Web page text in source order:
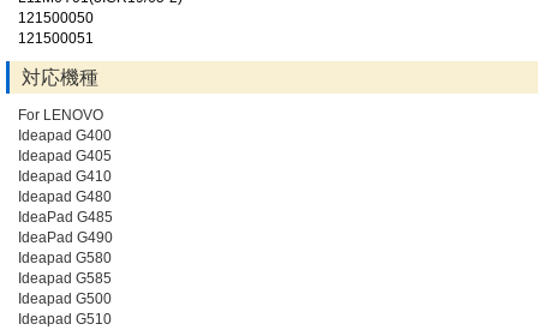
121500050
121500051
対応機種
For LENOVO
Ideapad G400
Ideapad G405
Ideapad G410
Ideapad G480
IdeaPad G485
IdeaPad G490
Ideapad G580
Ideapad G585
Ideapad G500
Ideapad G510